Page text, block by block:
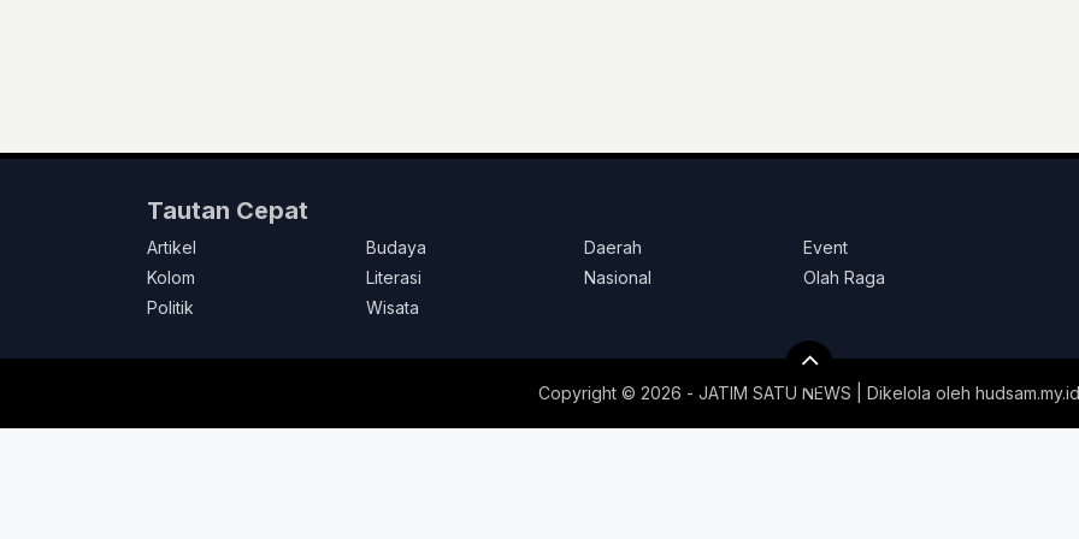
Tautan Cepat
Artikel Budaya Daerah
Event
Kolom
Literasi Nasional
Olah Raga
Politik
Wisata
Copyright © 2026 - JATIM SATU NEWS | Dikelola oleh hudsam.my.id